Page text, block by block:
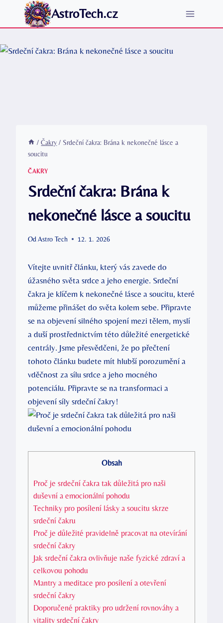
Přeskočit
AstroTech.cz
/ Čakry / Srdeční čakra: Brána k nekonečné lásce a
soucitu
ČAKRY
Srdeční čakra: Brána k
nekonečné lásce a soucitu
Od Astro Tech 12. 1. 2026
Vítejte uvnitř článku, který vás zavede do
úžasného světa srdce a jeho energie. Srdeční
čakra je klíčem k nekonečné lásce a soucitu, které
můžeme přinášet do světa kolem sebe. Připravte
se na objevení silného spojení mezi tělem, myslí
a duší prostřednictvím této důležité energetické
centrály. Jsme přesvědčeni, že po přečtení
tohoto článku budete mít hlubší porozumění a
vděčnost za sílu srdce a jeho mocného
potenciálu. Připravte se na transformaci a
objevení síly srdeční čakry!
Obsah
Proč je srdeční čakra tak důležitá pro naši
duševní a emocionální pohodu
Techniky pro posílení lásky a soucitu skrze
srdeční čakru
Proč je důležité pravidelně pracovat na otevírání
srdeční čakry
Jak srdeční čakra ovlivňuje naše fyzické zdraví a
celkovou pohodu
Mantry a meditace pro posílení a otevření
srdeční čakry
Doporučené praktiky pro udržení rovnováhy a
vitality srdeční čakry